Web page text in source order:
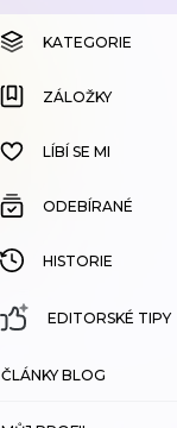
KATEGORIE
ZÁLOŽKY
HISTORIE
KATEGORIE
ZÁLOŽKY
LÍBÍ SE MI
ODEBÍRANÉ
HISTORIE
EDITORSKÉ TIPY
ČLÁNKY BLOG